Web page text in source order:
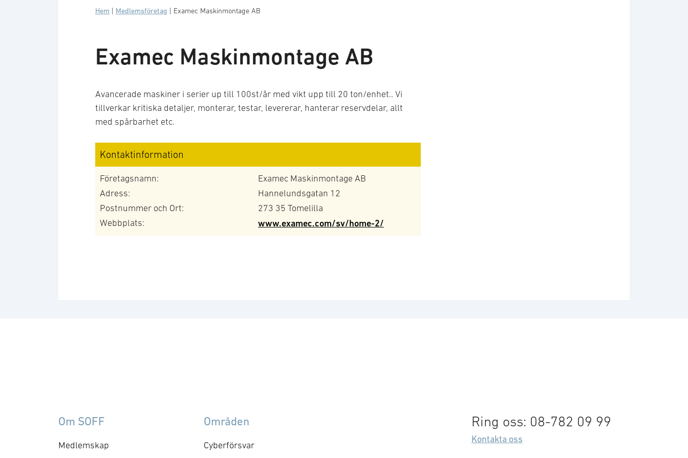
Hem Medlemsföretag Examec Maskinmontage AB
Examec Maskinmontage AB
Avancerade maskiner i serier up till 100st/år med vikt upp till 20 ton/enhet.. Vi
tillverkar kritiska detaljer, monterar, testar, levererar, hanterar reservdelar, allt
med spårbarhet etc.
Kontaktinformation
Företagsnamn:
Examec Maskinmontage AB
Adress:
Hannelundsgatan 12
Postnummer och Ort:
273 35 Tomelilla
Webbplats:
www.examec.com/sv/home-2/
Om SOFF
Medlemskap
Områden
Cyberförsvar
Ring oss: 08-782 09 99
Kontakta oss